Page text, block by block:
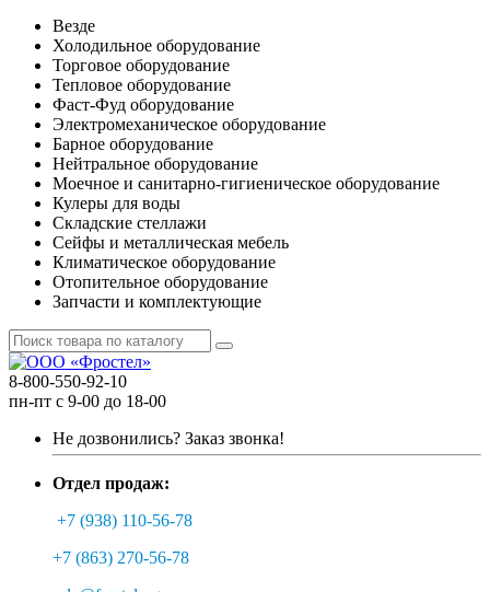
Везде
Холодильное оборудование
Торговое оборудование
Тепловое оборудование
Фаст-Фуд оборудование
Электромеханическое оборудование
Барное оборудование
Нейтральное оборудование
Моечное и санитарно-гигиеническое оборудование
Кулеры для воды
Складские стеллажи
Сейфы и металлическая мебель
Климатическое оборудование
Отопительное оборудование
Запчасти и комплектующие
8-800-550-92-10
пн-пт с 9-00 до 18-00
Не дозвонились? Заказ звонка!
Отдел продаж:
+7 (938) 110-56-78
+7 (863) 270-56-78